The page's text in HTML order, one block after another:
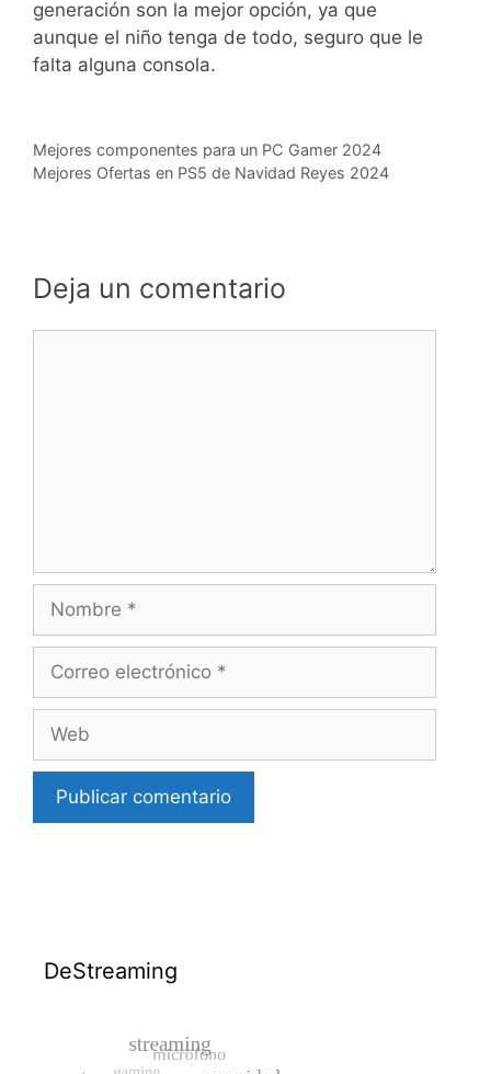
generación son la mejor opción, ya que
aunque el niño tenga de todo, seguro que le
falta alguna consola.
Mejores componentes para un PC Gamer 2024
Mejores Ofertas en PS5 de Navidad Reyes 2024
Deja un comentario
Nombre
Correo
Web
DeStreaming